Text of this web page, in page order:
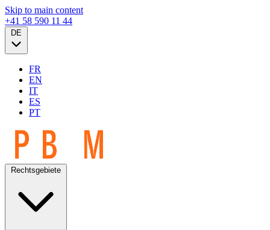
Skip to main content
+41 58 590 11 44
FR
EN
IT
ES
PT